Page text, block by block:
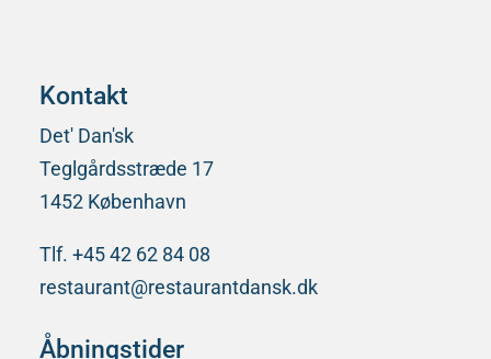
Kontakt
Det' Dan'sk
Teglgårdsstræde 17
1452 København
Tlf. +45 42 62 84 08
restaurant@restaurantdansk.dk
Åbningstider